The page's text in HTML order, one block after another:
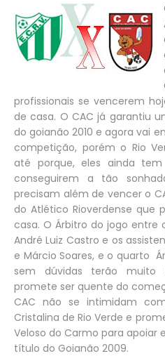
profissionais se vencerem
de casa. O CAC já garantiu
do goianão 2010 e agora vai
competição, porém o Rio
até porque, eles ainda
conseguirem a tão
precisam além de vencer o
do Atlético Rioverdense que
casa. O Árbitro do jogo entre
André Luiz Castro e os
e Márcio Soares, e o quarto
sem dúvidas terão muito
promete ser quente do
CAC não se intimidam
Cristalina de Rio Verde e
Veloso do Carmo para apoiar
título do Goianão 2009.